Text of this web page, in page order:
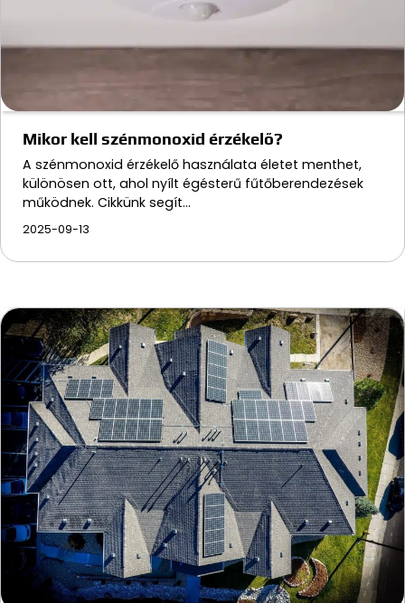
Mikor kell szénmonoxid érzékelő?
A szénmonoxid érzékelő használata életet menthet,
különösen ott, ahol nyílt égésterű fűtőberendezések
működnek. Cikkünk segít…
2025-09-13